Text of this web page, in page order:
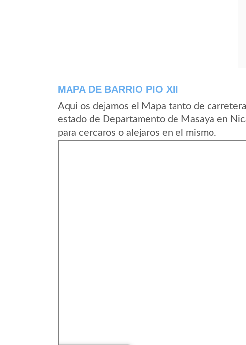
MAPA DE BARRIO PIO XII
Aqui os dejamos el Mapa tanto de
estado de Departamento de Masaya en
para cercaros o alejaros en el mismo.